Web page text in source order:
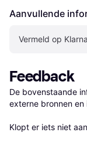
Aanvullende
Vermeld op Klarna
Feedback
De bovenstaande
externe bronnen en
Klopt er iets niet